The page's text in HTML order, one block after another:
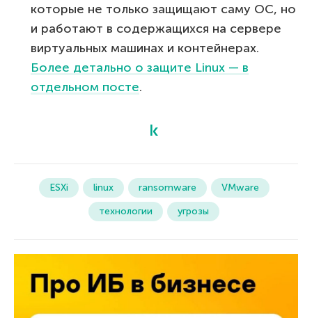
которые не только защищают саму ОС, но
и работают в содержащихся на сервере
виртуальных машинах и контейнерах.
Более детально о защите Linux — в
отдельном посте.
ESXi linux ransomware
VMware
технологии
угрозы